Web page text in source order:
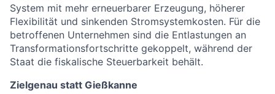
System mit mehr erneuerbarer Erzeugung, höherer
Flexibilität und sinkenden Stromsystemkosten. Für die
betroffenen Unternehmen sind die Entlastungen an
Transformationsfortschritte gekoppelt, während der
Staat die fiskalische Steuerbarkeit behält.
Zielgenau statt Gießkanne